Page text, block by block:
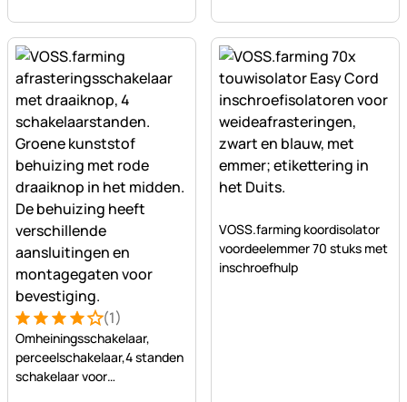
Beoordeling: 4 van 5 (1 beoordelingen)
1 Bewertung(1)
Omheiningsschakelaar,
perceelschakelaar,4 standen
schakelaar voor
VOSS.farming koordisolator
voordeelemmer 70 stuks met
inschroefhulp